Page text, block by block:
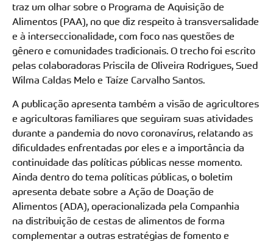
traz um olhar sobre o Programa de Aquisição de
Alimentos (PAA), no que diz respeito à transversalidade
e à interseccionalidade, com foco nas questões de
gênero e comunidades tradicionais. O trecho foi escrito
pelas colaboradoras Priscila de Oliveira Rodrigues, Sued
Wilma Caldas Melo e Taíze Carvalho Santos.
A publicação apresenta também a visão de agricultores
e agricultoras familiares que seguiram suas atividades
durante a pandemia do novo coronavírus, relatando as
dificuldades enfrentadas por eles e a importância da
continuidade das políticas públicas nesse momento.
Ainda dentro do tema políticas públicas, o boletim
apresenta debate sobre a Ação de Doação de
Alimentos (ADA), operacionalizada pela Companhia
na distribuição de cestas de alimentos de forma
complementar a outras estratégias de fomento e